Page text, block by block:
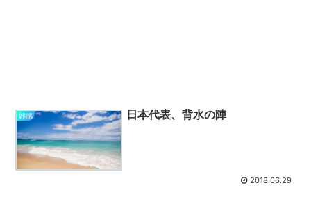
雑感 日本代表、背水の陣
2018.06.29